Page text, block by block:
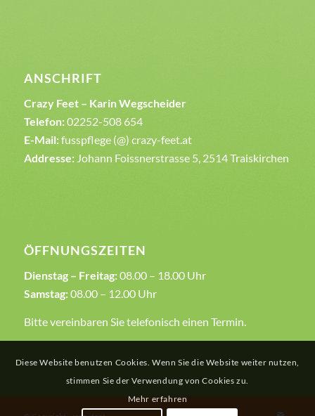
ANSCHRIFT
Crazy Feet – Karin Wegscheider
Telefon:02252-508 654
E-Mail:fusspflege (@) crazy-feet.at
Addresse:Johann Foissnerstrasse 5, 2514 Traiskirchen
ÖFFNUNGSZEITEN
Dienstag – Freitag:08.00 – 18.00 Uhr
Samstag:08.00 – 12.00 Uhr
Bitte vereinbaren Sie telefonisch einen Termin.
Diese Website benutzen Cookies. Wenn Sie die Website weiter nutzen,
stimmen Sie der Verwendung von Cookies zu.
Mehr erfahren